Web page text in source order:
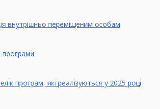
внутрішньо переміщеним особам
програми
програм, які реалізуються у 2025 році